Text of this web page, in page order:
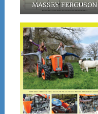
MASSEY FERGUSON